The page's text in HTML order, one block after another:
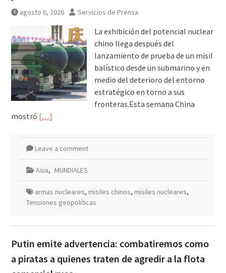
agosto 6, 2026 Servicios de Prensa
La exhibición del potencial nuclear
chino llega después del
lanzamiento de prueba de un misil
balístico desde un submarino y en
medio del deterioro del entorno
estratégico en torno a sus
fronteras.Esta semana China
mostró […]
Leave a comment
Asia, MUNDIALES
armas nucleares, misiles chinos, misiles nucleares,
Tensiones geopolíticas
Putin emite advertencia: combatiremos como
a piratas a quienes traten de agredir a la flota